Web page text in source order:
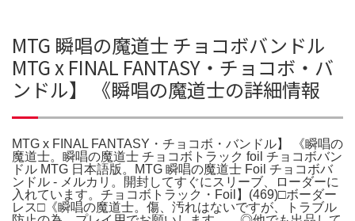
MTG 瞬唱の魔道士 チョコボバンドル
MTG x FINAL FANTASY・チョコボ・バ
ンドル】 《瞬唱の魔道士の詳細情報
MTG x FINAL FANTASY・チョコボ・バンドル】 《瞬唱の
魔道士。瞬唱の魔道士 チョコボトラック foil チョコボバン
ドル MTG 日本語版。MTG 瞬唱の魔道士 Foil チョコボバ
ンドル - メルカリ。開封してすぐにスリーブ、ローダーに
入れています。チョコボトラック・Foil】(469)□ボーダー
レス□《瞬唱の魔道士。傷、汚れはないですが、トラブル